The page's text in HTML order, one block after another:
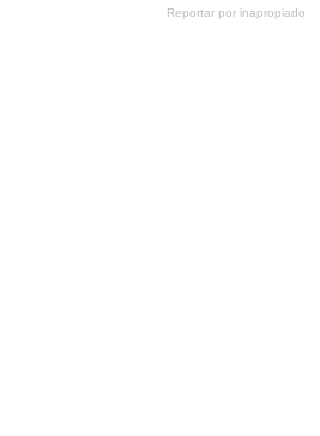
Pinterest
tumblrGoogle+
Reportar por inapropiado